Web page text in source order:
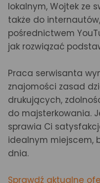
lokalnym, Wojtek ze
także do
pośrednictwem
jak rozwiązać
Praca serwisanta
znajomości zasad
drukujących,
do majsterkowania.
sprawia Ci
idealnym miejscem,
dnia.
Sprawdź aktualne